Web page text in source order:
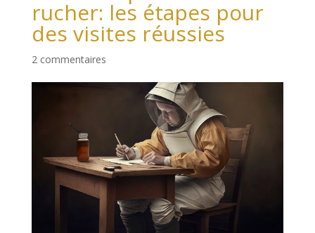
rucher: les étapes pour
des visites réussies
2 commentaires